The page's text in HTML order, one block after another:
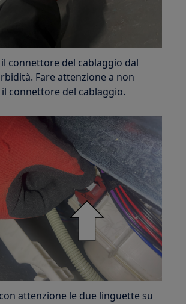
connettore del cablaggio dal
Fare attenzione a non
connettore del cablaggio.
attenzione le due linguette su